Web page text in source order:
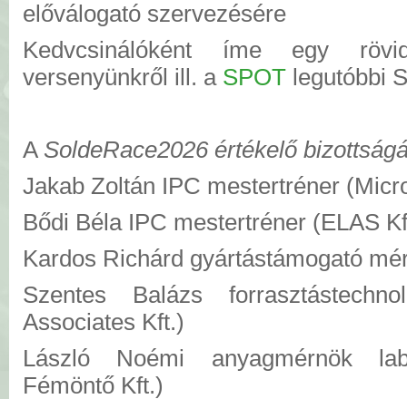
előválogató szervezésére
Kedvcsinálóként íme egy
versenyünkről ill. a SPOT legutóbbi
A SoldeRace2026 értékelő
Jakab Zoltán IPC mestertréner
Bődi Béla IPC mestertréner (ELAS
Kardos Richárd gyártástámogató
Szentes Balázs
Associates Kft.)
László Noémi anyagmérnök
Fémöntő Kft.)